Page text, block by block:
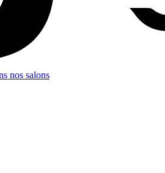
nos salons